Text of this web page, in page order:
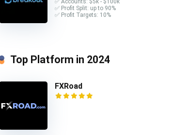
✅ Accounts: $5k - $100k
✅ Profit Split: up to 90%
✅ Profit Targets: 10%
Top Platform in 2024
FXRoad